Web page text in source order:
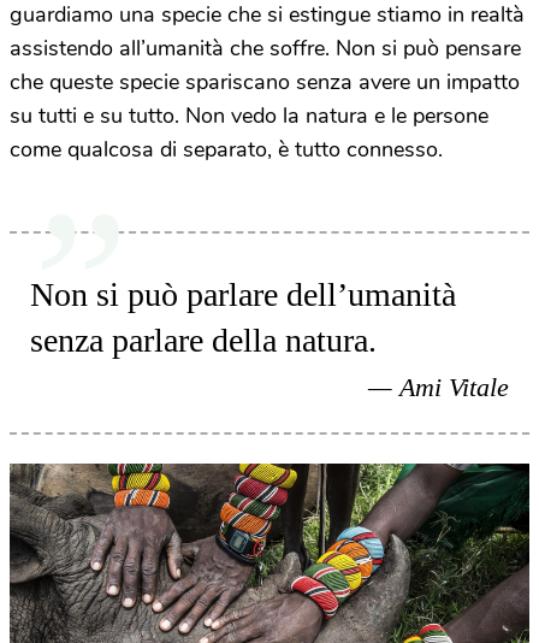
guardiamo una specie che si estingue stiamo in realtà
assistendo all’umanità che soffre. Non si può pensare
che queste specie spariscano senza avere un impatto
su tutti e su tutto. Non vedo la natura e le persone
come qualcosa di separato, è tutto connesso.
Non si può parlare dell’umanità
senza parlare della natura.
Ami Vitale